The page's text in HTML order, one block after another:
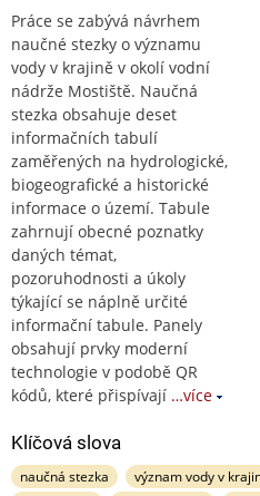
Práce se zabývá návrhem
naučné stezky o významu
vody v krajině v okolí vodní
nádrže Mostiště. Naučná
stezka obsahuje deset
informačních tabulí
zaměřených na hydrologické,
biogeografické a historické
informace o území. Tabule
zahrnují obecné poznatky
daných témat,
pozoruhodnosti a úkoly
týkající se náplně určité
informační tabule. Panely
obsahují prvky moderní
technologie v podobě QR
kódů, které přispívají …více
Klíčová slova
naučná stezka význam vody v